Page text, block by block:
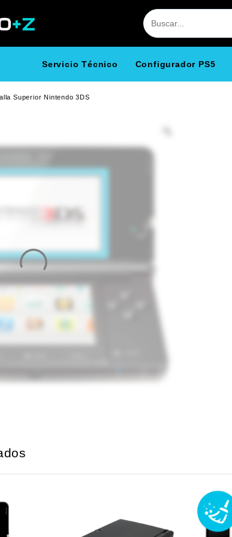
Servicio Técnico Configurador PS5
Superior Nintendo 3DS